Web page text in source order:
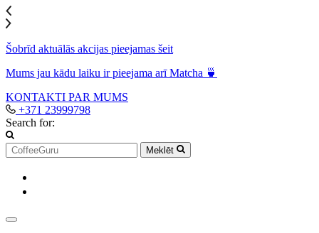
Šobrīd aktuālās akcijas pieejamas šeit
Mums jau kādu laiku ir pieejama arī Matcha 🍵
KONTAKTI PAR MUMS
+371 23999798
Search for:
Meklēt